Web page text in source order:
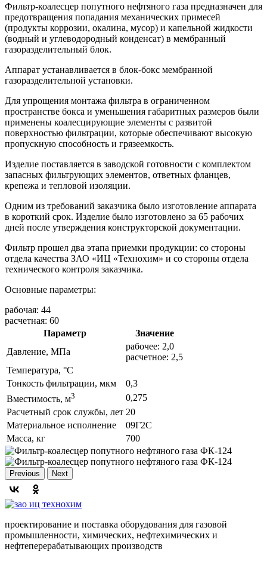
Фильтр-коалесцер попутного нефтяного газа предназначен для
предотвращения попадания механических примесей
(продукты коррозии, окалина, мусор) и капельной жидкости
(водный и углеводородный конденсат) в мембранный
газоразделительный блок.
Аппарат устанавливается в блок-бокс мембранной
газоразделительной установки.
Для упрощения монтажа фильтра в ограниченном
пространстве бокса и уменьшения габаритных размеров были
применены коалесцирующие элементы с развитой
поверхностью фильтрации, которые обеспечивают высокую
пропускную способность и грязеемкость.
Изделие поставляется в заводской готовности с комплектом
запасных фильтрующих элементов, ответных фланцев,
крепежа и тепловой изоляции.
Одним из требований заказчика было изготовление аппарата
в короткий срок. Изделие было изготовлено за 65 рабочих
дней после утверждения конструкторской документации.
Фильтр прошел два этапа приемки продукции: со стороны
отдела качества ЗАО «ИЦ «Технохим» и со стороны отдела
технического контроля заказчика.
Основные параметры:
рабочая: 44
расчетная: 60
Параметр
Значение
Давление, МПа
рабочее: 2,0
расчетное: 2,5
Температура, °C
Тонкость фильтрации, мкм
0,3
Вместимость, м3
0,275
Расчетный срок службы, лет 20
Материальное исполнение
09Г2С
Масса, кг
700
Previous Next
проектирование и поставка оборудования для газовой
промышленности, химических, нефтехимических и
нефтеперерабатывающих производств